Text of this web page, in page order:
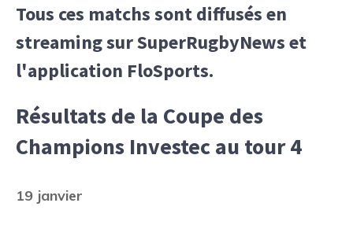
Tous ces matchs sont diffusés en
streaming sur SuperRugbyNews et
l'application FloSports.
Résultats de la Coupe des
Champions Investec au tour 4
19 janvier